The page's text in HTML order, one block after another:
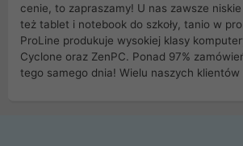
cenie, to zapraszamy! U nas zawsze
też tablet i notebook do szkoły, tanio w
ProLine produkuje wysokiej klasy
Cyclone oraz ZenPC. Ponad 97%
tego samego dnia! Wielu naszych